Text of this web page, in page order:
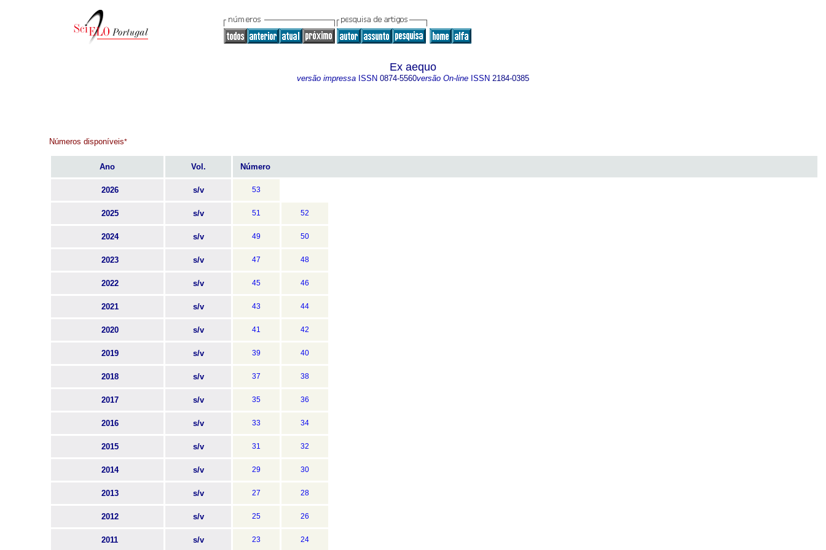
Ex aequo
versão impressa ISSN 0874-5560versão On-line ISSN 2184-0385
Números disponíveis*
Ano Vol. Número
2026 s/v 53
2025 s/v 51 52
2024 s/v 49 50
2023 s/v 47 48
2022 s/v 45 46
2021 s/v 43 44
2020 s/v 41 42
2019 s/v 39 40
2018 s/v 37 38
2017 s/v 35 36
2016 s/v 33 34
2015 s/v 31 32
2014 s/v 29 30
2013 s/v 27 28
2012 s/v 25 26
2011 s/v 23 24